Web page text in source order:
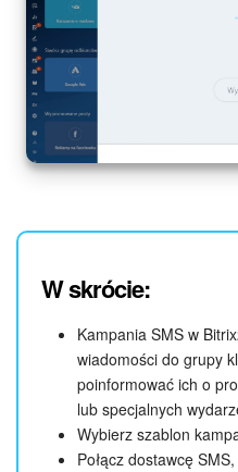
W skrócie:
Kampania SMS w
wiadomości do grupy
poinformować ich o
lub specjalnych
Wybierz szablon
Połącz dostawcę